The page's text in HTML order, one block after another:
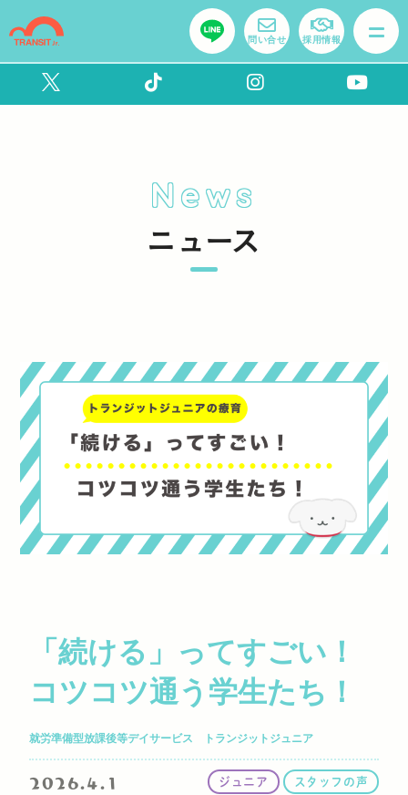
問い合せ 採用情報
News
ニュース
「続ける」ってすごい！
コツコツ通う学生たち！
就労準備型放課後等デイサービス トランジットジュニア
2026.4.1 ジュニア スタッフの声